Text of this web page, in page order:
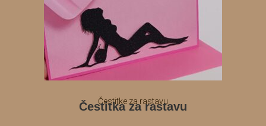
Čestitke za rastavu
Čestitka za rastavu